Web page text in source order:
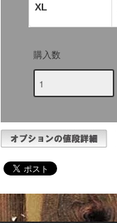
XL
購入数